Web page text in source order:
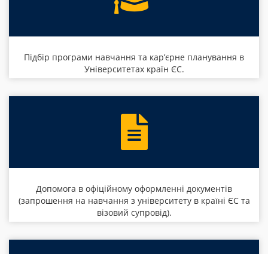
Підбір програми навчання та кар’єрне планування в
Університетах країн ЄС.
Допомога в офіційному оформленні документів
(запрошення на навчання з університету в країні ЄС та
візовий супровід).